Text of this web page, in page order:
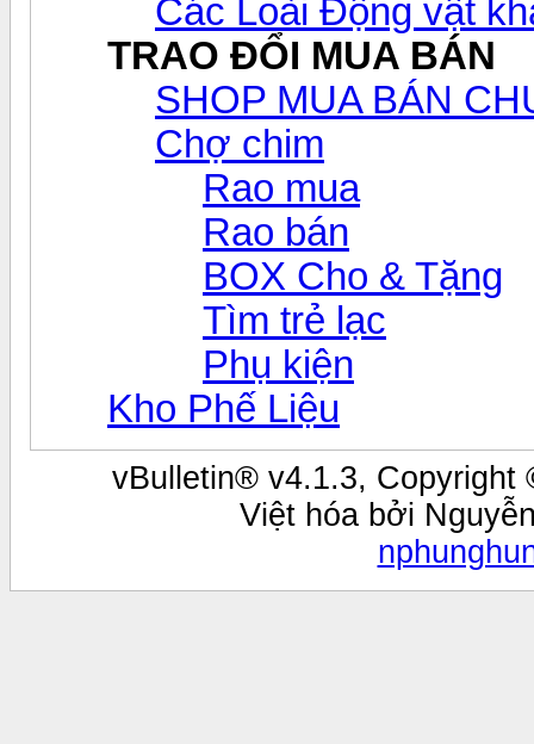
Các Loài Động vật
TRAO ĐỔI MUA BÁN
SHOP MUA BÁN
Chợ chim
Rao mua
Rao bán
BOX Cho & Tặng
Tìm trẻ lạc
Phụ kiện
Kho Phế Liệu
vBulletin® v4.1.3, Copyright
Việt hóa bởi